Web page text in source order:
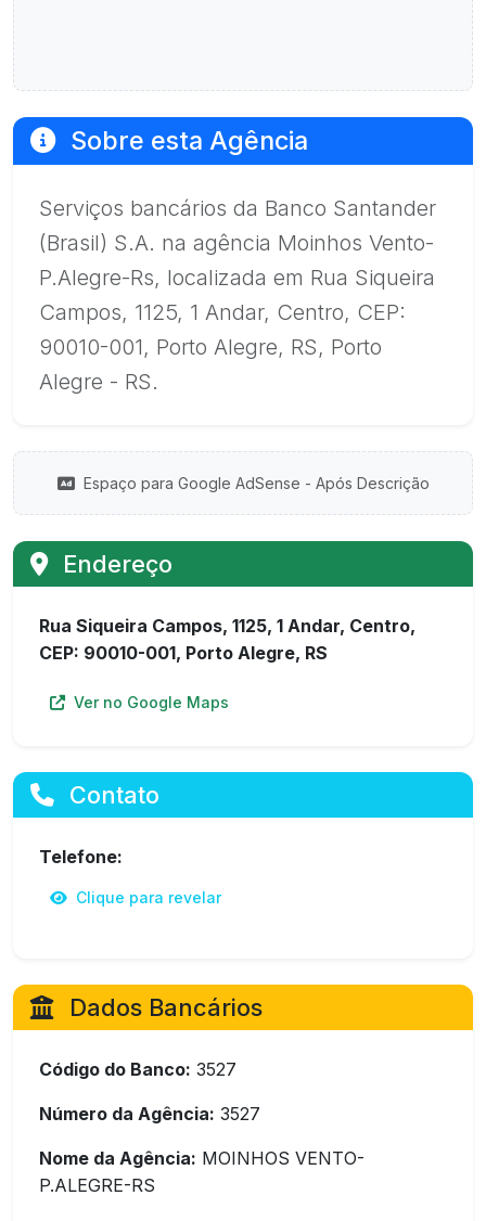
Sobre esta Agência
Serviços bancários da Banco Santander
(Brasil) S.A. na agência Moinhos Vento-
P.Alegre-Rs, localizada em Rua Siqueira
Campos, 1125, 1 Andar, Centro, CEP:
90010-001, Porto Alegre, RS, Porto
Alegre - RS.
Espaço para Google AdSense - Após Descrição
Endereço
Rua Siqueira Campos, 1125, 1 Andar, Centro,
CEP: 90010-001, Porto Alegre, RS
Ver no Google Maps
Contato
Telefone:
Clique para revelar
Dados Bancários
Código do Banco: 3527
Número da Agência: 3527
Nome da Agência: MOINHOS VENTO-
P.ALEGRE-RS